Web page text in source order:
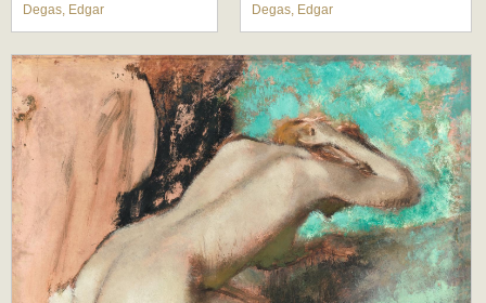
Degas, Edgar
Degas, Edgar